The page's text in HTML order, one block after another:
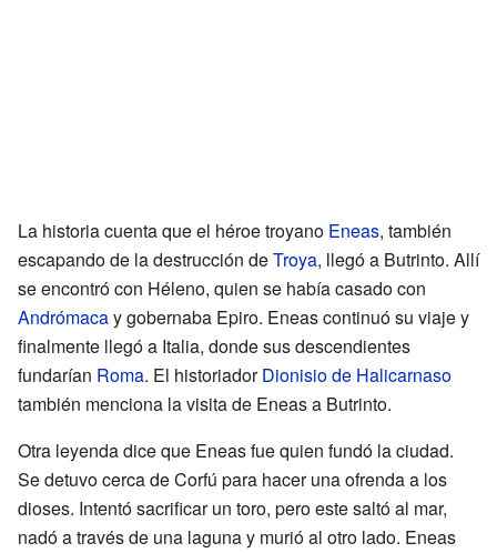
La historia cuenta que el héroe troyano Eneas, también
escapando de la destrucción deTroya, llegó a Butrinto. Allí
se encontró con Héleno, quien se había casado con
Andrómacay gobernaba Epiro. Eneas continuó su viaje y
finalmente llegó a Italia, donde sus descendientes
fundarían Roma. El historiadorDionisio de Halicarnaso
también menciona la visita de Eneas a Butrinto.
Otra leyenda dice que Eneas fue quien fundó la ciudad.
Se detuvo cerca de Corfú para hacer una ofrenda a los
dioses. Intentó sacrificar un toro, pero este saltó al mar,
nadó a través de una laguna y murió al otro lado. Eneas